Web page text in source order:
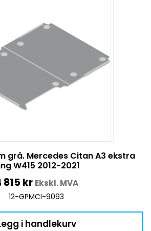
grå. Mercedes Citan A3 ekstra
W415 2012-2021
815 kr Ekskl. MVA
12-GPMCI-9093
i handlekurv